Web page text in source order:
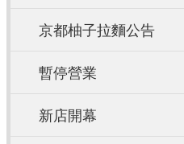
京都柚子拉麵公告
暫停營業
新店開幕